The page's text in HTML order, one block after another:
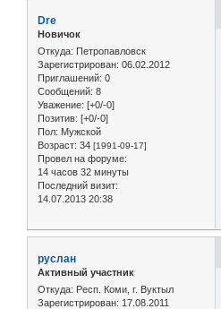
Dre
Новичок
Откуда: Петропавловск
Зарегистрирован: 06.02.2012
Приглашений: 0
Сообщений: 8
Уважение: [+0/-0]
Позитив: [+0/-0]
Пол: Мужской
Возраст: 34 [1991-09-17]
Провел на форуме:
14 часов 32 минуты
Последний визит:
14.07.2013 20:38
руслан
Активный участник
Откуда: Респ. Коми, г. Вуктыл
Зарегистрирован: 17.08.2011